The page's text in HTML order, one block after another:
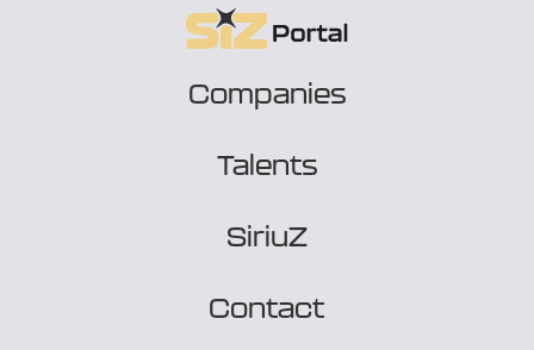
Companies
Talents
SiriuZ
Contact